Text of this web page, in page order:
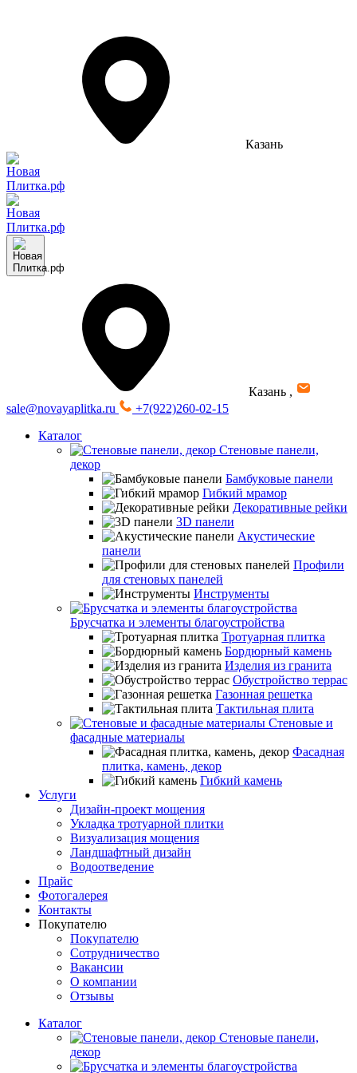
Казань
Казань ,
sale@novayaplitka.ru
+7(922)260-02-15
Каталог
Стеновые панели,
декор
Бамбуковые панели
Гибкий мрамор
Декоративные рейки
3D панели
Акустические
панели
Профили
для стеновых панелей
Инструменты
Брусчатка и элементы благоустройства
Тротуарная плитка
Бордюрный камень
Изделия из гранита
Обустройство террас
Газонная решетка
Тактильная плита
Стеновые и
фасадные материалы
Фасадная
плитка, камень, декор
Гибкий камень
Услуги
Дизайн-проект мощения
Укладка тротуарной плитки
Визуализация мощения
Ландшафтный дизайн
Водоотведение
Прайс
Фотогалерея
Контакты
Покупателю
Покупателю
Сотрудничество
Вакансии
О компании
Отзывы
Каталог
Стеновые панели,
декор